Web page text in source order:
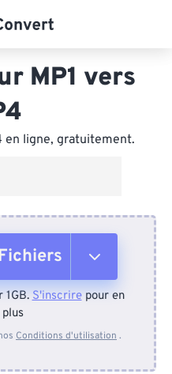
MP1 vers
en ligne, gratuitement.
1GB.S'inscrirepour en
Conditions d'utilisation .